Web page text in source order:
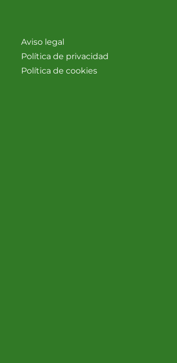
Aviso legal
Política de privacidad
Política de cookies